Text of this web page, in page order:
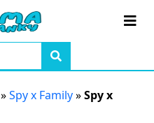
»Spy x Family»Spy x